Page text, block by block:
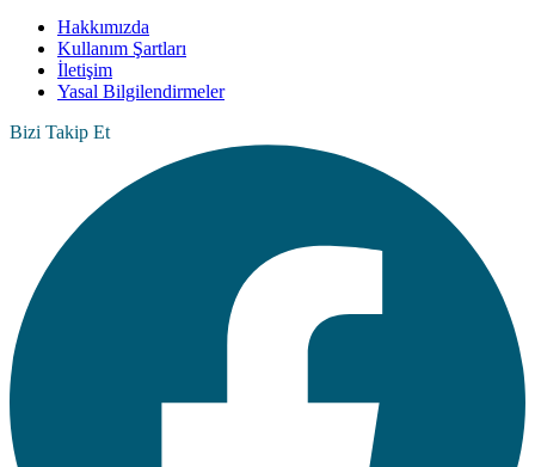
Hakkımızda
Kullanım Şartları
İletişim
Yasal Bilgilendirmeler
Bizi Takip Et